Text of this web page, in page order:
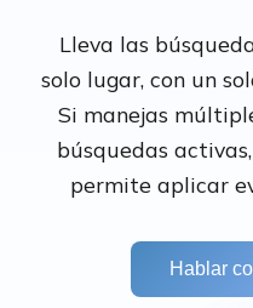
Lleva las
solo lugar, con un
Si manejas
búsquedas
permite aplicar
Hablar